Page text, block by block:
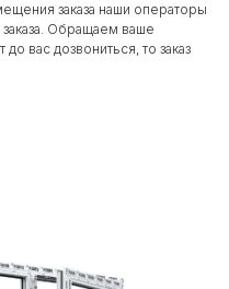
заказа наши операторы
Обращаем ваше
вас дозвониться, то заказ